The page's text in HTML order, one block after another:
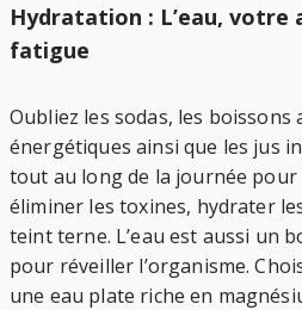
Hydratation : L’eau, votre
fatigue
Oubliez les sodas, les boissons
énergétiques ainsi que les jus
tout au long de la journée
éliminer les toxines, hydrater
teint terne. L’eau est aussi un
pour réveiller l’organisme.
une eau plate riche en